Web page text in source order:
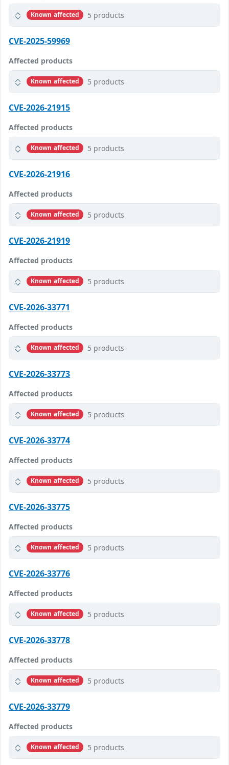
Known affected 5 products
CVE-2025-59969
Affected products
Known affected 5 products
CVE-2026-21915
Affected products
Known affected 5 products
CVE-2026-21916
Affected products
Known affected 5 products
CVE-2026-21919
Affected products
Known affected 5 products
CVE-2026-33771
Affected products
Known affected 5 products
CVE-2026-33773
Affected products
Known affected 5 products
CVE-2026-33774
Affected products
Known affected 5 products
CVE-2026-33775
Affected products
Known affected 5 products
CVE-2026-33776
Affected products
Known affected 5 products
CVE-2026-33778
Affected products
Known affected 5 products
CVE-2026-33779
Affected products
Known affected 5 products